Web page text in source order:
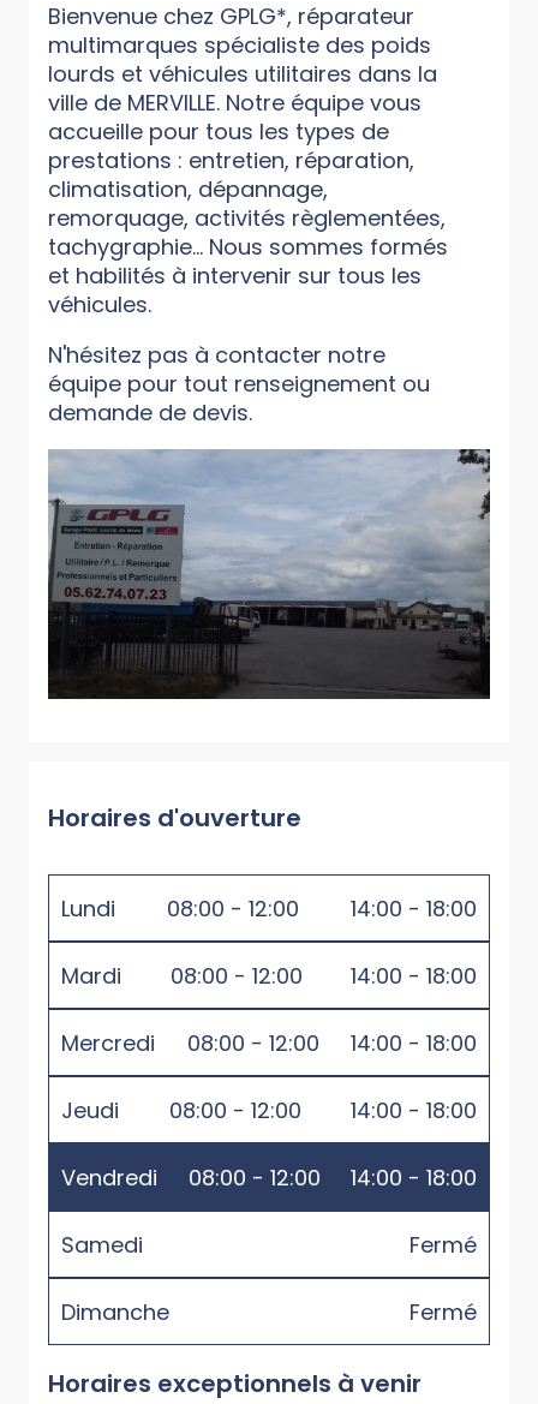
Bienvenue chez GPLG*, réparateur
multimarques spécialiste des poids
lourds et véhicules utilitaires dans la
ville de MERVILLE. Notre équipe vous
accueille pour tous les types de
prestations : entretien, réparation,
climatisation, dépannage,
remorquage, activités règlementées,
tachygraphie... Nous sommes formés
et habilités à intervenir sur tous les
véhicules.
N'hésitez pas à contacter notre
équipe pour tout renseignement ou
demande de devis.
Horaires d'ouverture
Lundi 08:00 - 12:00 14:00 - 18:00
Mardi 08:00 - 12:00 14:00 - 18:00
Mercredi 08:00 - 12:00 14:00 - 18:00
Jeudi 08:00 - 12:00 14:00 - 18:00
Vendredi 08:00 - 12:00 14:00 - 18:00
Samedi Fermé
Dimanche Fermé
Horaires exceptionnels à venir